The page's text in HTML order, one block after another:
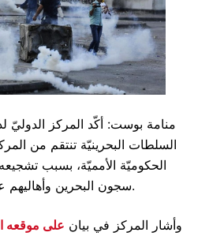
منامة بوست: أكّد المركز الدوليّ
السلطات البحرينيّة تنتقم من
الحكوميّة الأمميّة، بسبب
سجون البحرين وأهاليهم على مقاضاة حاكم البحرين.
وأشار المركز في بيان على موقعه